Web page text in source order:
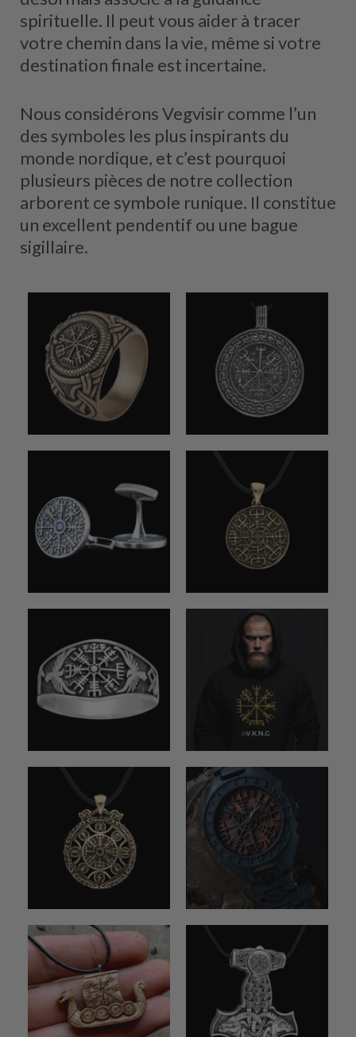
spirituelle. Il peut vous aider à tracer
votre chemin dans la vie, même si votre
destination finale est incertaine.
Nous considérons Vegvisir comme l’un
des symboles les plus inspirants du
monde nordique, et c’est pourquoi
plusieurs pièces de notre collection
arborent ce symbole runique. Il constitue
un excellent pendentif ou une bague
sigillaire.